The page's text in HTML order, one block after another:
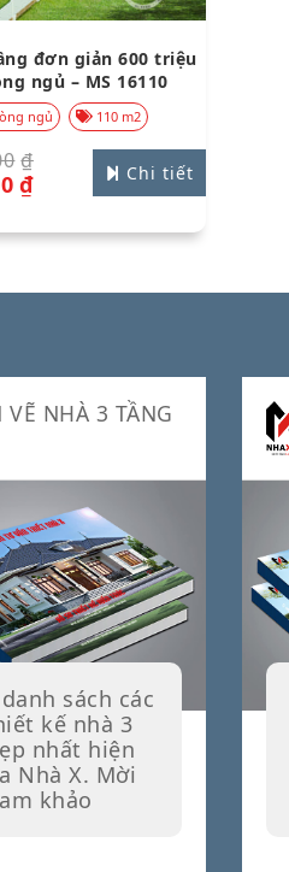
đơn giản 600 triệu
ngủ – MS 16110
ngủ 110 m2
₫
₫ Chi tiết
VẼ NHÀ 3 TẦNG
sách các
kế nhà 3
nhất hiện
Nhà X. Mời
khảo